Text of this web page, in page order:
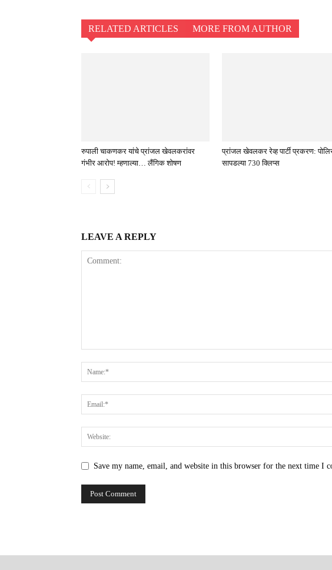
RELATED ARTICLES MORE FROM AUTHOR
रुपाली चाकणकर यांचे प्रांजल खेवलकरांवर
गंभीर आरोप! म्हणाल्या… लैंगिक शोषण
प्रांजल खेवलकर रेव्ह पार्टी प्रकरण:
सापडल्या 730 क्लिप्स
LEAVE A REPLY
Save my name, email, and website in this browser for the next time I